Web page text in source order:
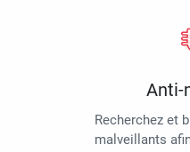
Anti-
Recherchez et
malveillants